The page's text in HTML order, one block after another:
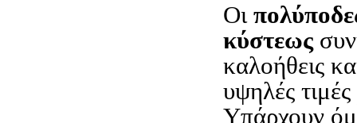
Οι
κύστεως
καλοήθεις
υψηλές
Υπάρχουν